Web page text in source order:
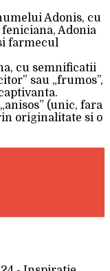
Adonis, cu
Adonia
farmecul
cu semnificatii
sau „frumos”,
(unic, fara
originalitate si o